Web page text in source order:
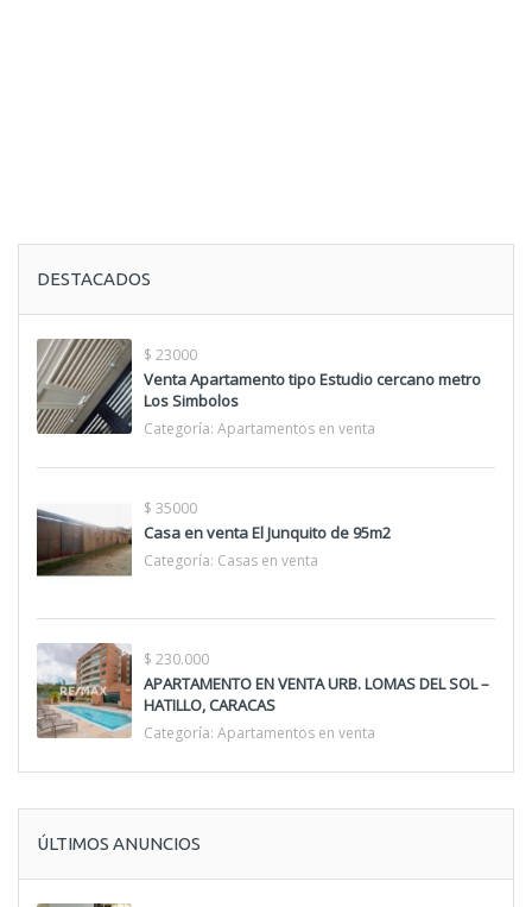
DESTACADOS
$ 23000
Venta Apartamento tipo Estudio cercano metro
Los Simbolos
Categoría: Apartamentos en venta
$ 35000
Casa en venta El Junquito de 95m2
Categoría: Casas en venta
$ 230.000
APARTAMENTO EN VENTA URB. LOMAS DEL SOL –
HATILLO, CARACAS
Categoría: Apartamentos en venta
ÚLTIMOS ANUNCIOS